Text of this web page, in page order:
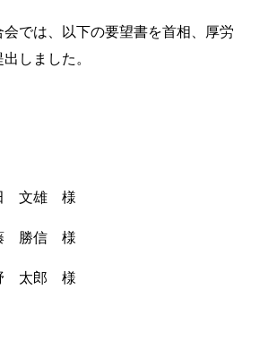
では、以下の要望書を首相、厚労
しました。
文雄 様
勝信 様
太郎 様